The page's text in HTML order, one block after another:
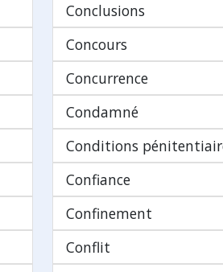
Conclusions
Concours
Concurrence
Condamné
Conditions
Confiance
Confinement
Conflit